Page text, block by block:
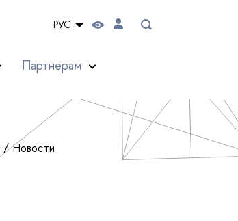
РУС
Партнерам
Новости